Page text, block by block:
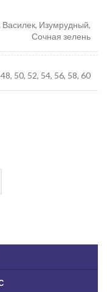
Изумрудный,
Сочная зелень
50, 52, 54, 56, 58, 60